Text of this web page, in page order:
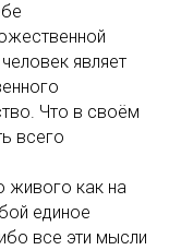
являет
Что в своём
всего
живого как на
единое
все эти мысли